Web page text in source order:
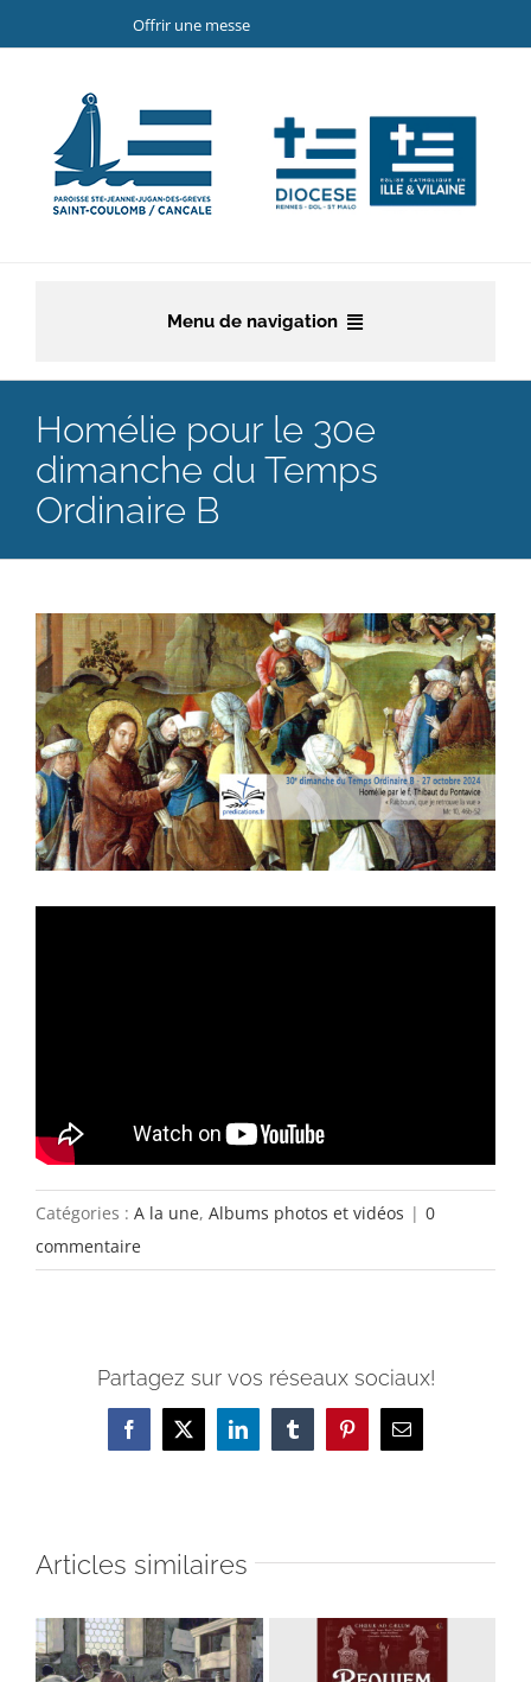
au
Offrir une messe
Menu de navigation
La paroisse
Etapes de la vie chrétienne
Servir et aimer
Adultes, jeunes et famille
Actualités
Contact
Homélie pour le 30e
dimanche du Temps
Ordinaire B
Voir
l'image
agrandie
Catégories : A la une, Albums photos et vidéos | 0
commentaire
Partagez sur vos réseaux sociaux!
Facebook
X LinkedInTumblrPinterestEmail
Articles similaires